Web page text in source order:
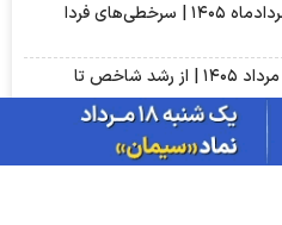
ترین‌های بورس امروز شنبه ۱۷ مردادماه ۱۴۰۵ | سرخطی‌های فردا
اخبار مهم بورس فردا یکشنبه ۱۸ مرداد ۱۴۰۵ | از رشد شاخص تا
مهم‌ترین اخبار کدال امروز شنبه ۱۷ مردادماه ۱۴۰۵ | خبرهای مهم برای